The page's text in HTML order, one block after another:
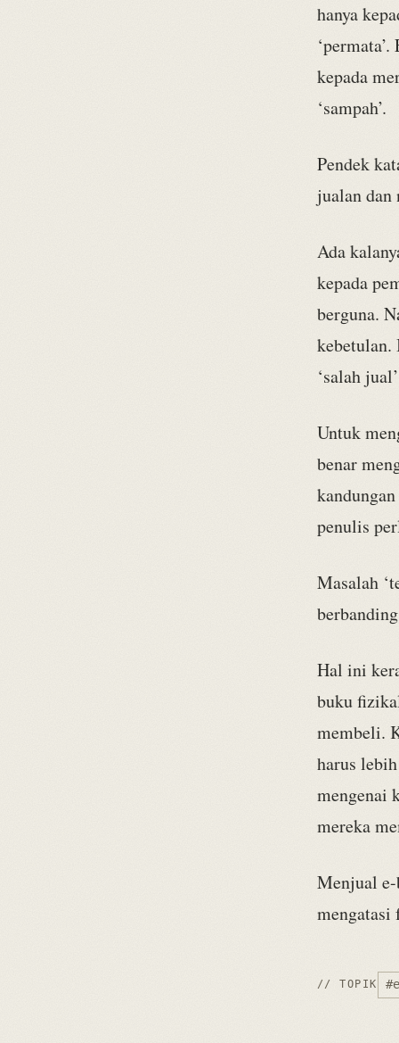
hanya
kepada
‘sampah’.
Pendek
jualan dan
Ada
kepada
berguna.
kebetulan.
‘salah
Untuk
benar
penulis
Masalah
Hal ini
buku
membeli.
harus
mengenai
mereka
Menjual e-
mengatasi
// TOPIK